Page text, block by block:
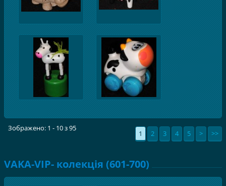
Зображено: 1 - 10 з 95
1 2 3 4 5 > >>
VAKA-VIP- колекція (601-700)